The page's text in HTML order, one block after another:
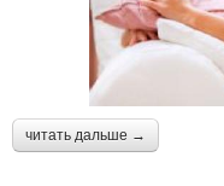
читать дальше →